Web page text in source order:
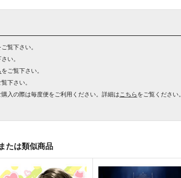
覧下さい。
い。
をご覧下さい。
下さい。
入の際は毎度便をご利用ください。詳細は こちらをご覧ください。
たは類似商品